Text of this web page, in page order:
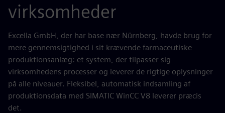
virksomheder
Excella GmbH, der har base nær Nürnberg, havde brug for
mere gennemsigtighed i sit krævende farmaceutiske
produktionsanlæg: et system, der tilpasser sig
virksomhedens processer og leverer de rigtige oplysninger
på alle niveauer. Fleksibel, automatisk indsamling af
produktionsdata med SIMATIC WinCC V8 leverer præcis
det.